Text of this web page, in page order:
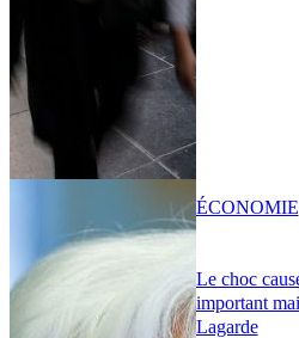
Le choc
important
Lagarde
ÉCONOMIE